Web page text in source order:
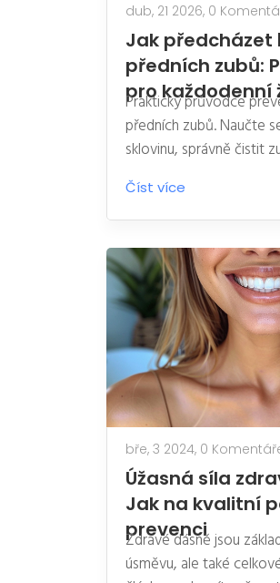
dub, 21 2026, 0
Jak předcházet
předních zubů:
pro každodenní
Praktický průvodce
předních zubů. Naučte
sklovinu, správně čistit
návykům se vyhnout pro
Číst více
bře, 3 2024, 0
Úžasná síla
Jak na kvalitní
prevenci
Zdravé dásně jsou
úsměvu, ale také